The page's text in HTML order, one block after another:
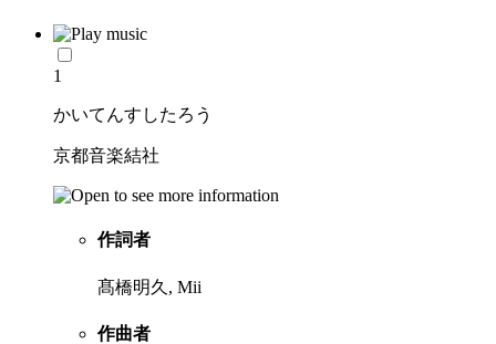
1
かいてんすしたろう
京都音楽結社
作詞者
髙橋明久, Mii
作曲者